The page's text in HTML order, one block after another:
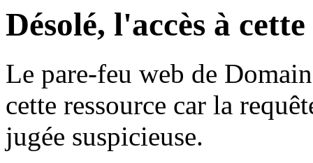
Désolé, l'accès à
Le pare-feu web de
cette ressource car la
jugée suspicieuse.